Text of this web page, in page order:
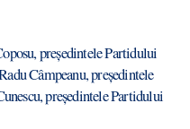
președintele Partidului
Câmpeanu, președintele
președintele Partidului